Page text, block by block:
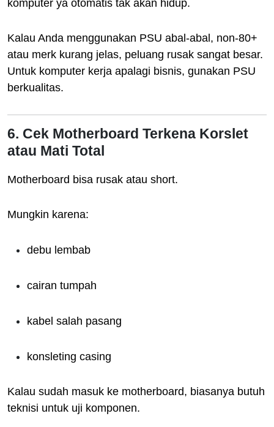
komputer ya otomatis tak akan hidup.
Kalau Anda menggunakan PSU abal-abal, non-80+
atau merk kurang jelas, peluang rusak sangat besar.
Untuk komputer kerja apalagi bisnis, gunakan PSU
berkualitas.
6. Cek Motherboard Terkena Korslet
atau Mati Total
Motherboard bisa rusak atau short.
Mungkin karena:
debu lembab
cairan tumpah
kabel salah pasang
konsleting casing
Kalau sudah masuk ke motherboard, biasanya butuh
teknisi untuk uji komponen.